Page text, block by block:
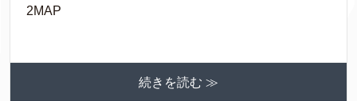
2MAP
続きを読む ≫